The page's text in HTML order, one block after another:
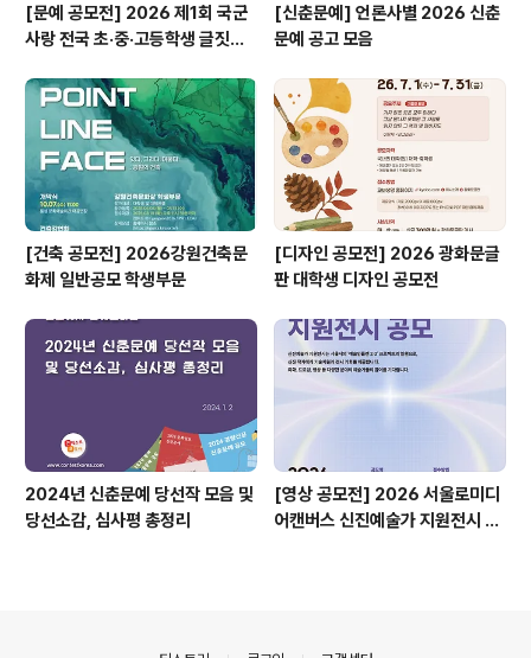
[문예 공모전] 2026 제1회 국군
사랑 전국 초·중·고등학생 글짓기
[신춘문예] 언론사별 2026 신춘
문예 공고 모음
[건축 공모전] 2026강원건축문
화제 일반공모 학생부문
[디자인 공모전] 2026 광화문글
판 대학생 디자인 공모전
2024년 신춘문예 당선작 모음 및
당선소감, 심사평 총정리
[영상 공모전] 2026 서울로미디
어캔버스 신진예술가 지원전시 공